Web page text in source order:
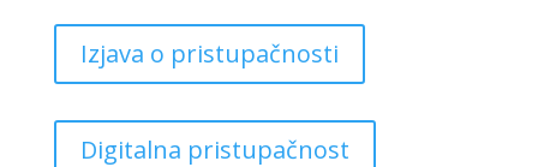
Izjava o pristupačnosti
Digitalna pristupačnost